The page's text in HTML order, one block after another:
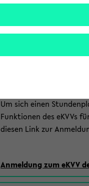
gibt mehrere
Um sich einen
Funktionen des eKVVs
diesen Link zur
Anmeldung zum eKVV